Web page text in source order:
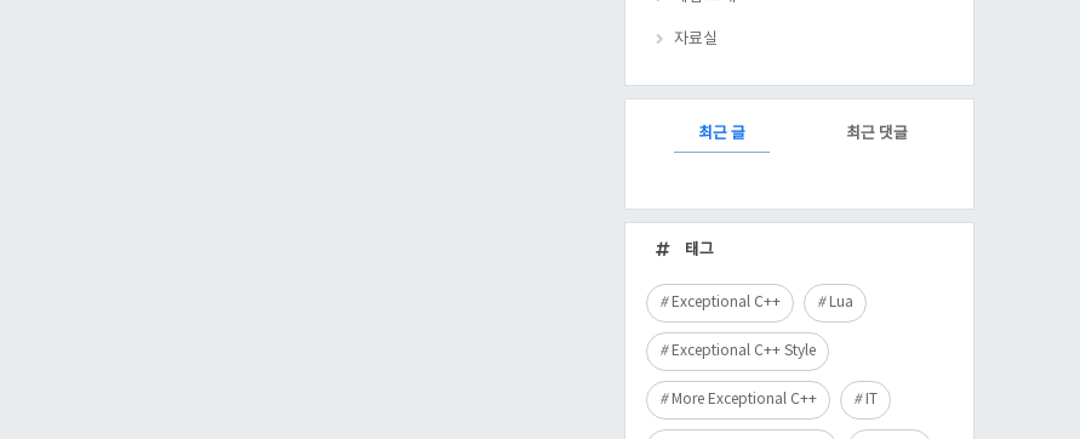
자료실
RECENTLY최근 글 최근 댓글
근
글
태그
Exceptional C++ Lua
Exceptional C++ Style
More Exceptional C++ IT